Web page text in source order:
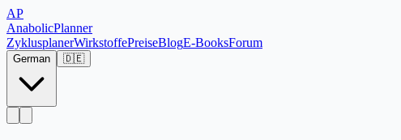
AP
AnabolicPlanner
ZyklusplanerWirkstoffePreiseBlogE-BooksForum
German 🇩🇪